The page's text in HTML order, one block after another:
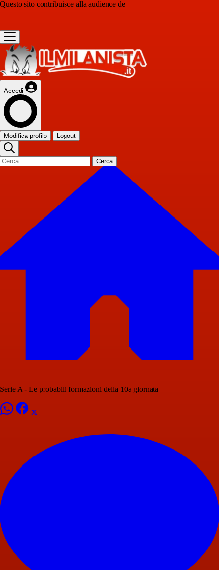
Questo sito contribuisce alla audience de
Accedi
Modifica profilo Logout
Cerca
Serie A - Le probabili formazioni della 10a giornata